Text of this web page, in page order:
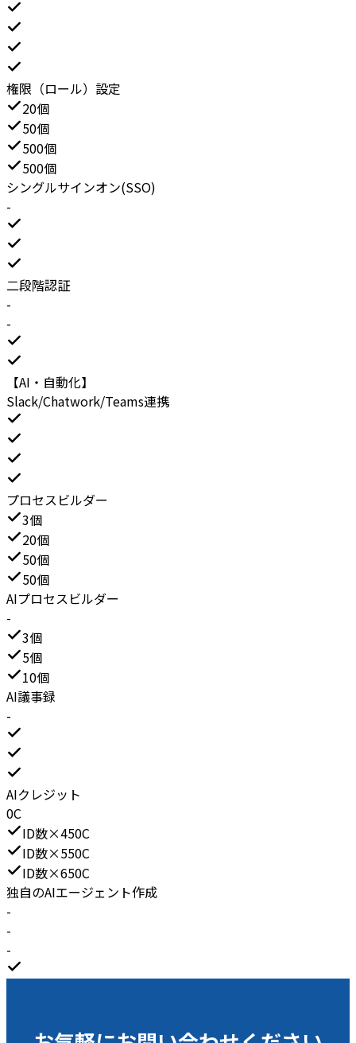
権限（ロール）設定
20個
50個
500個
500個
シングルサインオン(SSO)
-
二段階認証
-
-
【AI・自動化】
Slack/Chatwork/Teams連携
プロセスビルダー
3個
20個
50個
50個
AIプロセスビルダー
-
3個
5個
10個
AI議事録
-
AIクレジット
0C
ID数×450C
ID数×550C
ID数×650C
独自のAIエージェント作成
-
-
-